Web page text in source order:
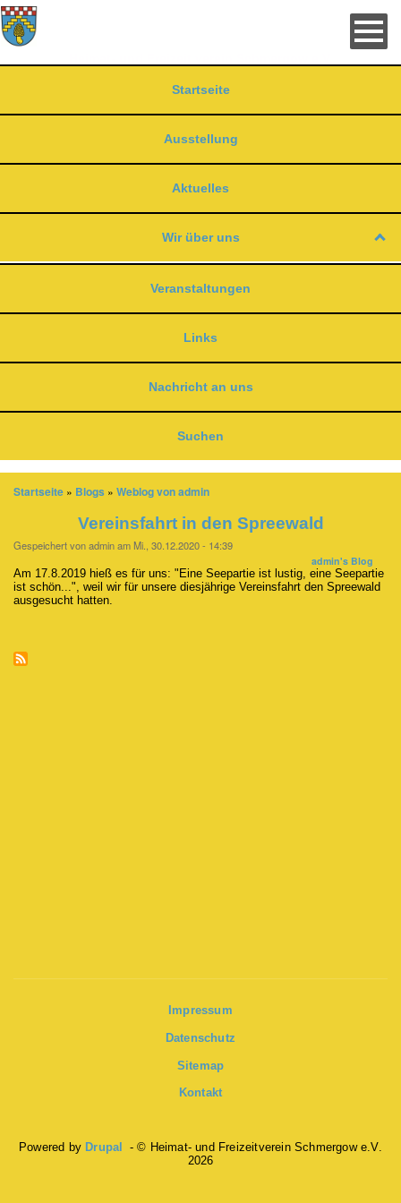
Startseite
Ausstellung
Aktuelles
Wir über uns
Veranstaltungen
Links
Nachricht an uns
Suchen
Pfadnavigation
Startseite Blogs Weblog von admin
Vereinsfahrt in den Spreewald
Gespeichert vonadminam Mi., 30.12.2020 - 14:39
admin's Blog
Am 17.8.2019 hieß es für uns: "Eine Seepartie ist lustig, eine Seepartie
ist schön...", weil wir für unsere diesjährige Vereinsfahrt den Spreewald
ausgesucht hatten.
Impressum
Datenschutz
Sitemap
Kontakt
Powered by Drupal
- © Heimat- und Freizeitverein Schmergow e.V.
2026